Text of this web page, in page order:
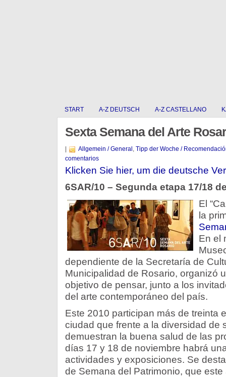
START A-Z DEUTSCH A-Z CASTELLANO
Sexta Semana del Arte
Allgemein / General , Tipp der Woche /
comentarios
Klicken Sie hier, um die deutsche
6SAR/10 – Segunda etapa 17/18
El
la
En el
dependiente de la Secretaría de
Municipalidad de Rosario, organizó
objetivo de pensar, junto a los
del arte contemporáneo del país.
Este 2010 participan más de treinta
ciudad que frente a la diversidad de
demuestran la buena salud de las
días 17 y 18 de noviembre habrá
actividades y exposiciones. Se
de Semana del Patrimonio, que